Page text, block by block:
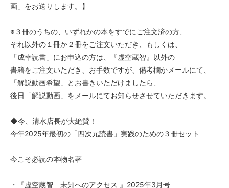
画」をお送りします。】
※３冊のうちの、いずれかの本をすでにご注文済の方、
それ以外の１冊か２冊をご注文いただき、もしくは、
「成幸読書」にお申込の方は、『虚空蔵智』以外の
書籍をご注文いただき、お手数ですが、備考欄かメールにて、
「解説動画希望」とお書きいただけましたら、
後日「解説動画」をメールにてお知らせさせていただきます。
◆今、清水店長が大絶賛！
今年2025年最初の「四次元読書」実践のための３冊セット
今こそ必読の本物名著
・『虚空蔵智 未知へのアクセス 』2025年3月号